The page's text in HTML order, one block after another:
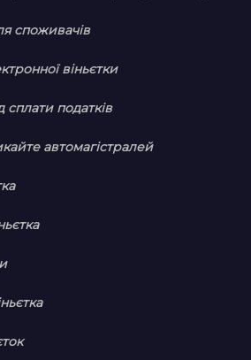
споживачів
віньєтки
сплати податків
автомагістралей